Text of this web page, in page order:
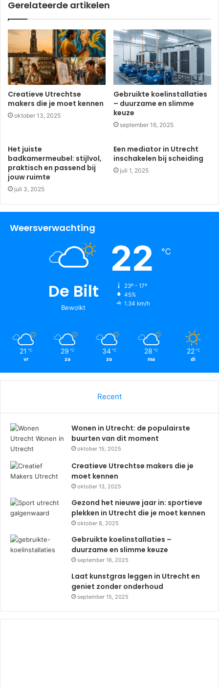
Gerelateerde artikelen
Creatieve Utrechtse
makers die je moet kennen
oktober 13, 2025
Gebruikte koelinstallaties
– duurzame en slimme
keuze
september 16, 2025
Het juiste
badkamermeubel: stijlvol,
praktisch en passend bij
jouw ruimte
juli 3, 2025
Een mediator in Utrecht
inschakelen bij scheiding
juli 1, 2025
Weersverwachting
De Bilt
Bewolkt
22 ℃
23º - 17º
45%
1.34 km/h
21 ℃
vr
29 ℃
za
34 ℃
zo
28 ℃
ma
22 ℃
di
Recent
Wonen in Utrecht: de populairste
buurten van dit moment
oktober 15, 2025
Creatieve Utrechtse makers die je
moet kennen
oktober 13, 2025
Gezond het nieuwe jaar in: sportieve
plekken in Utrecht die je moet kennen
oktober 8, 2025
Gebruikte koelinstallaties –
duurzame en slimme keuze
september 16, 2025
Laat kunstgras leggen in Utrecht en
geniet zonder onderhoud
september 15, 2025